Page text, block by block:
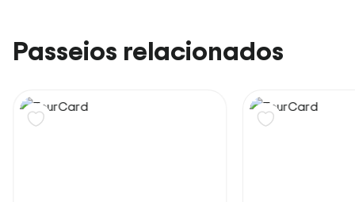
Passeios relacionados